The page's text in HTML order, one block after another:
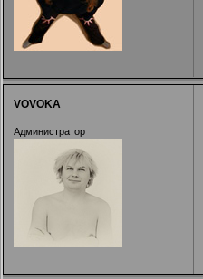
VOVOKA
Администратор